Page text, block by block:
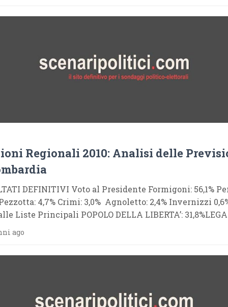
Regionali 2010: Analisi delle
DEFINITIVI Voto al Presidente Formigoni: 56,1%
4,7% Crimi: 3,0% Agnoletto: 2,4% Invernizzi
Liste Principali POPOLO DELLA LIBERTA’: 31,8%LEGA
ago